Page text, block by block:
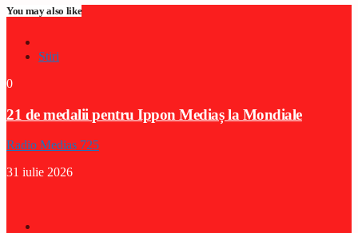
You may also like
Stiri
0
21 de medalii pentru Ippon Mediaș la Mondiale
Radio Medias 725
31 iulie 2026